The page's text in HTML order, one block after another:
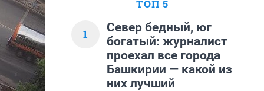
ТОП 5
1
Север бедный, юг
богатый: журналист
проехал все города
Башкирии — какой из
них лучший